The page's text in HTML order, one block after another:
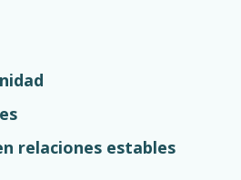
relaciones estables